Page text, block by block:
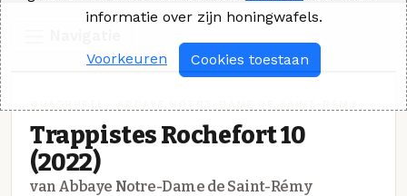
Trappistes Rochefort 10
(2022)
van Abbaye Notre-Dame de Saint-Rémy
informatie over zijn honingwafels.
Voorkeuren Cookies toestaan